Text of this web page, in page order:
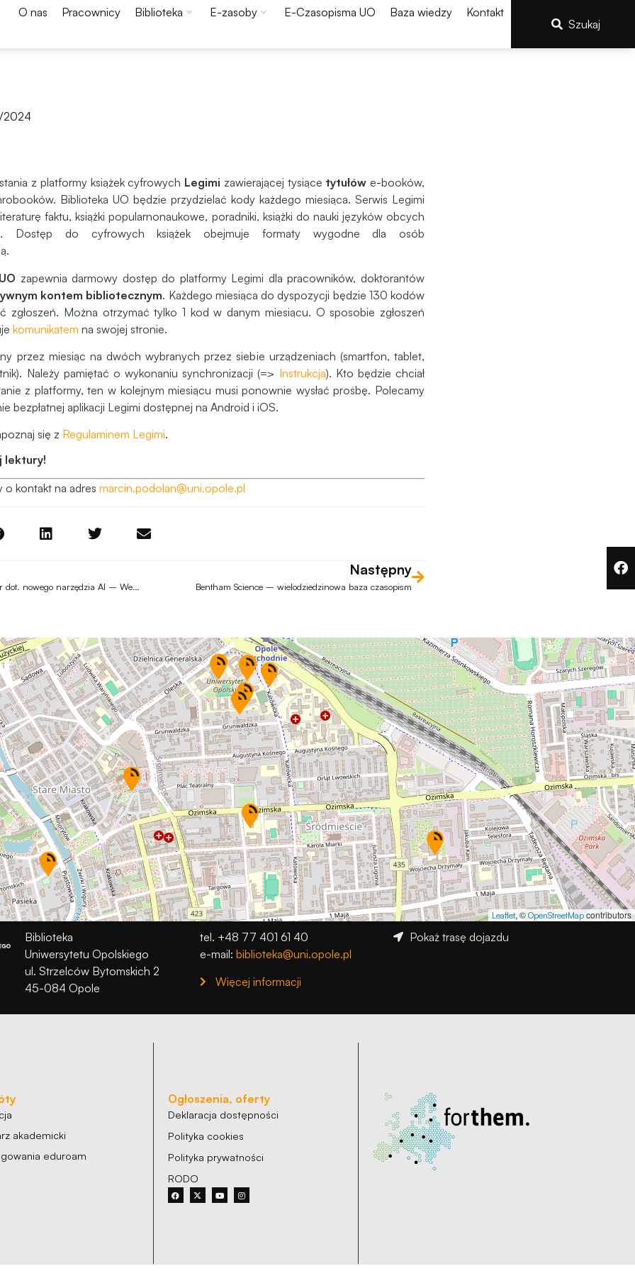
O nas Pracownicy Biblioteka E-zasoby E-Czasopisma UO Baza wiedzy
Kontakt
Szukaj
z platformy książek cyfrowych Legimi zawierającej tysiące tytułów e-booków,
Biblioteka UO będzie przydzielać kody każdego miesiąca. Serwis Legimi
faktu, książki popularnonaukowe, poradniki, książki do nauki języków obcych
Dostęp do cyfrowych książek obejmuje formaty wygodne dla osób
zapewnia darmowy dostęp do platformy Legimi dla pracowników, doktorantów
kontem bibliotecznym. Każdego miesiąca do dyspozycji będzie 130 kodów
Można otrzymać tylko 1 kod w danym miesiącu. O sposobie zgłoszeń
komunikatem na swojej stronie.
przez miesiąc na dwóch wybranych przez siebie urządzeniach (smartfon, tablet,
Należy pamiętać o wykonaniu synchronizacji (=> Instrukcja). Kto będzie chciał
z platformy, ten w kolejnym miesiącu musi ponownie wysłać prośbę. Polecamy
bezpłatnej aplikacji Legimi dostępnej na Android i iOS.
się z Regulaminem Legimi.
lektury!
o kontakt na adres marcin.podolan@uni.opole.pl
Następny
Bentham Science – wielodziedzinowa baza czasopism
Leaflet, © OpenStreetMap contributors
Biblioteka
Uniwersytetu Opolskiego
ul. Strzelców Bytomskich 2
45-084 Opole
tel. +48 77 401 61 40
e-mail: biblioteka@uni.opole.pl
Więcej informacji
Pokaż trasę dojazdu
akademicki
eduroam
Ogłoszenia, oferty
Deklaracja dostępności
Polityka cookies
Polityka prywatności
RODO
Konieczne
nie są
opcjonalne. Są
one potrzebne
do
strony
internetowej.
Statystyka
i strukturę
strony
Aby nasza
strona
internetowa
działała jak
najlepiej
podczas
twojego
przejścia na nią.
Jeśli odrzucisz
te pliki cookie,
niektóre funkcje
znikną ze strony
internetowej.
Marketing
Udostępniając
swoje
zainteresowania i
zachowania
podczas
strony, zwiększasz
zobaczenie